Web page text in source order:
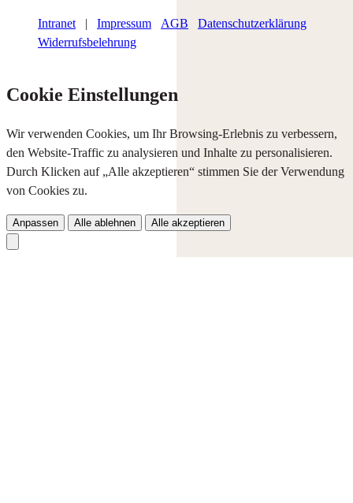
Intranet | Impressum AGB
Datenschutzerklärung
Widerrufsbelehrung
Cookie Einstellungen
Wir verwenden Cookies, um Ihr Browsing-Erlebnis zu verbessern,
den Website-Traffic zu analysieren und Inhalte zu personalisieren.
Durch Klicken auf „Alle akzeptieren“ stimmen Sie der Verwendung
von Cookies zu.
Anpassen Alle ablehnen Alle akzeptieren